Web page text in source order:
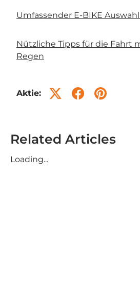
Umfassender E-BIKE
Nützliche Tipps für die Fahrt
Regen
Aktie:
Related Articles
Loading...